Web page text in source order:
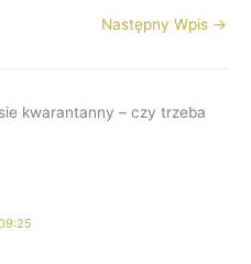
Następny Wpis →
kwarantanny – czy trzeba